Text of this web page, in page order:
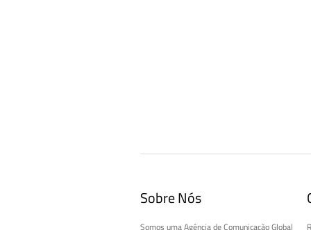
Sobre Nós
Somos uma Agência de Comunicação Global